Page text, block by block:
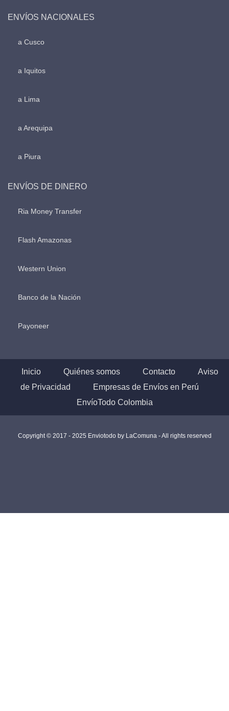
ENVÍOS NACIONALES
a Cusco
a Iquitos
a Lima
a Arequipa
a Piura
ENVÍOS DE DINERO
Ria Money Transfer
Flash Amazonas
Western Union
Banco de la Nación
Payoneer
Inicio Quiénes somos Contacto
Aviso
de Privacidad
Empresas de Envíos en Perú
EnvíoTodo Colombia
Copyright © 2017 - 2025 Enviotodo by LaComuna - All rights reserved